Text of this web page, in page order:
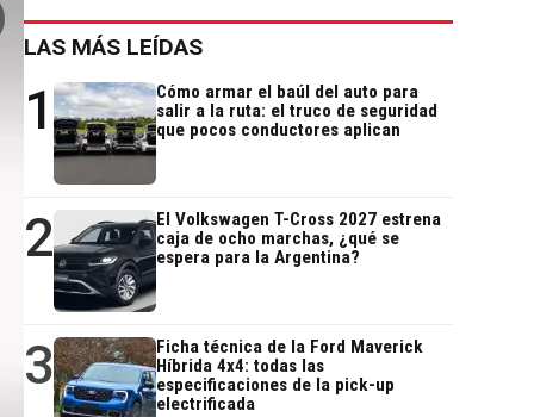
LAS MÁS LEÍDAS
1
Cómo armar el baúl del auto para
salir a la ruta: el truco de seguridad
que pocos conductores aplican
2
El Volkswagen T-Cross 2027 estrena
caja de ocho marchas, ¿qué se
espera para la Argentina?
3
Ficha técnica de la Ford Maverick
Híbrida 4x4: todas las
especificaciones de la pick-up
electrificada